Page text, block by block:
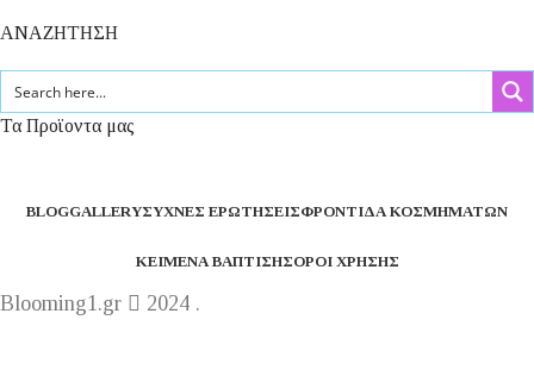
ΑΝΑΖΗΤΗΣΗ
Τα Προϊοντα μας
BLOGGALLERYΣΥΧΝΈΣ ΕΡΩΤΉΣΕΙΣΦΡΟΝΤΊΔΑ ΚΟΣΜΗΜΆΤΩΝ
ΚΕΊΜΕΝΑ ΒΆΠΤΙΣΗΣΌΡΟΙ ΧΡΉΣΗΣ
Blooming1.gr
2024 .